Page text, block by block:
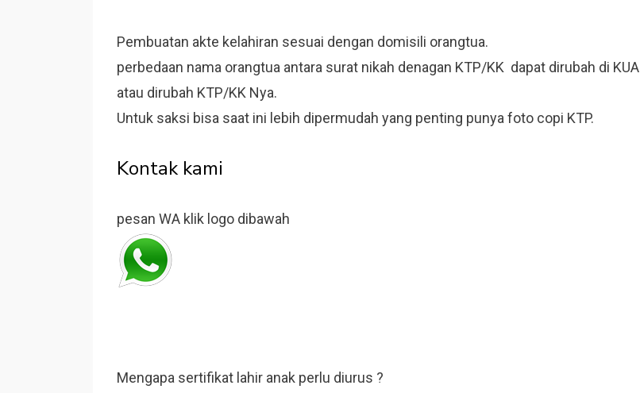
Pembuatan akte kelahiran sesuai dengan domisili orangtua.
perbedaan nama orangtua antara surat nikah denagan KTP/KK dapat dirubah di KUA
atau dirubah KTP/KK Nya.
Untuk saksi bisa saat ini lebih dipermudah yang penting punya foto copi KTP.
Kontak kami
pesan WA klik logo dibawah
Mengapa sertifikat lahir anak perlu diurus ?